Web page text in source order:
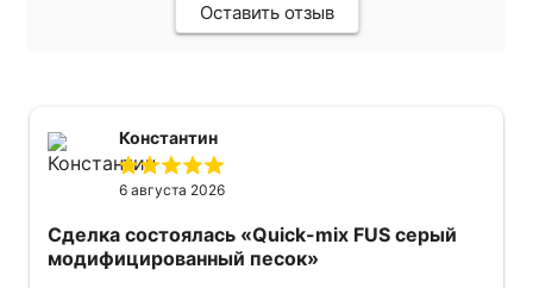
Оставить отзыв
Константин
6 августа 2026
Сделка состоялась «Quick-mix FUS серый
модифицированный песок»